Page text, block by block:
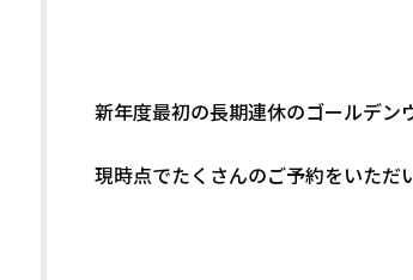
新年度最初の長期連休のゴールデン
現時点でたくさんのご予約をいただ